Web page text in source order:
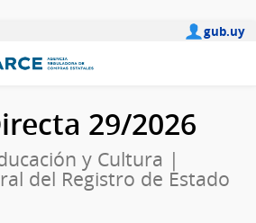
gub.uy
29/2026
y Cultura |
del Registro de Estado